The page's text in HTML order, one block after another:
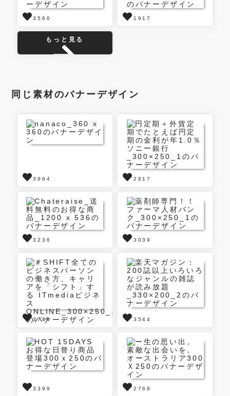
3560 1917
もっと見る
同じ素材のバナーデザイン
3964 2817
3236 3039
3744 3544
3399 2768